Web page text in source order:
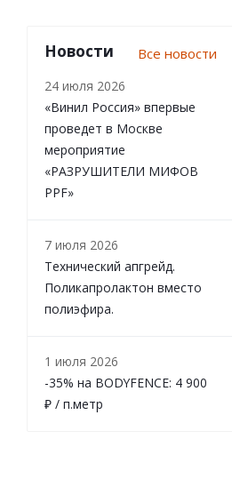
Новости Все новости
24 июля 2026
«Винил Россия» впервые
проведет в Москве
мероприятие
«РАЗРУШИТЕЛИ МИФОВ
PPF»
7 июля 2026
Технический апгрейд.
Поликапролактон вместо
полиэфира.
1 июля 2026
-35% на BODYFENCE: 4 900
₽ / п.метр